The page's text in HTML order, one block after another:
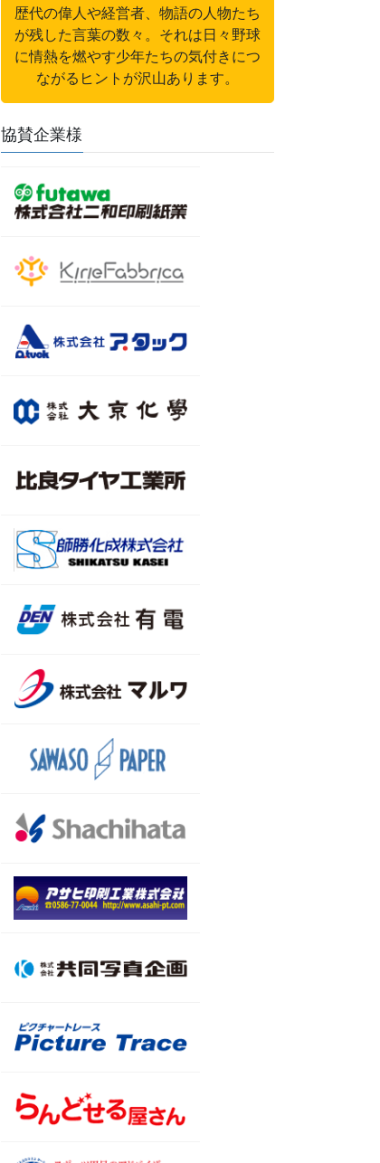
歴代の偉人や経営者、物語の人物たち
が残した言葉の数々。それは日々野球
に情熱を燃やす少年たちの気付きにつ
ながるヒントが沢山あります。
協賛企業様